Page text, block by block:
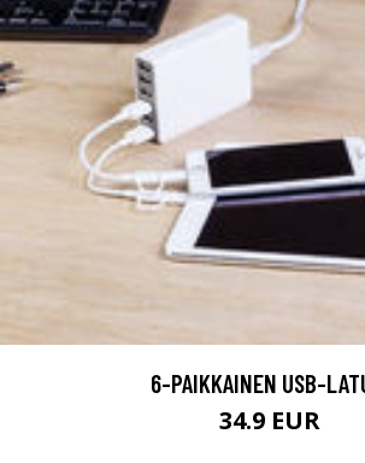
6-PAIKKAINEN USB-
34.9 EUR